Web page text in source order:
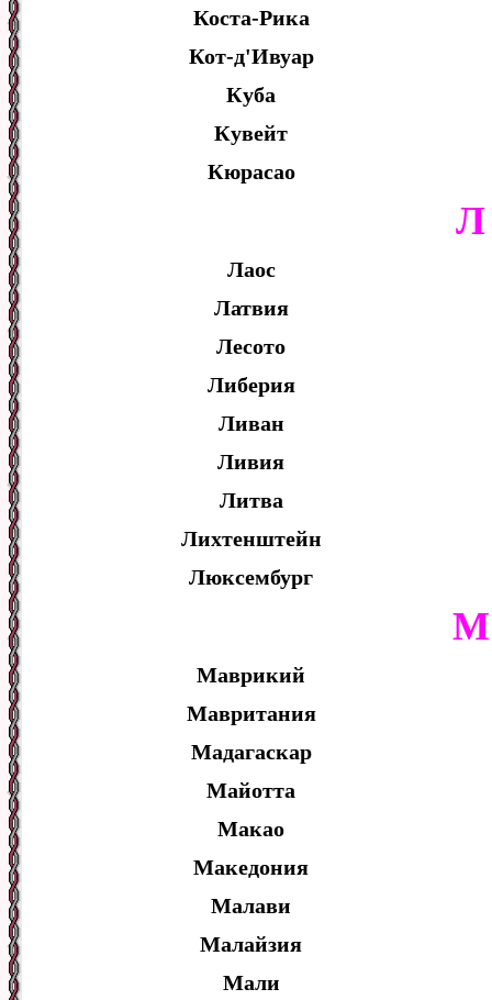
Коста-Рика
Кот-д'Ивуар
Куба
Кувейт
Кюрасао
Л
Лаос
Латвия
Лесото
Либерия
Ливан
Ливия
Литва
Лихтенштейн
Люксембург
М
Маврикий
Мавритания
Мадагаскар
Майотта
Макао
Македония
Малави
Малайзия
Мали